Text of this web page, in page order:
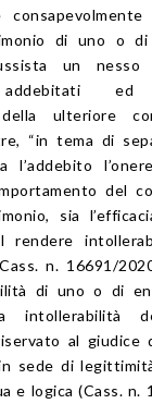
di uno o
un
addebitati
della ulteriore
“in tema di
l’addebito
del
sia
rendere
n. 16691/
di uno o di
intollerabilità
al giudice
sede di
e logica (Cass. n.